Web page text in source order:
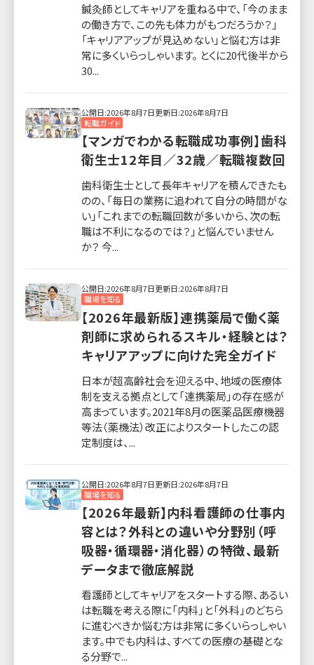
鍼灸師としてキャリアを重ねる中で、「今のまま
の働き方で、この先も体力がもつだろうか？」
「キャリアアップが見込めない」と悩む方は非
常に多くいらっしゃいます。 とくに20代後半から
30...
転職ガイド
公開日:2026年8月7日更新日:2026年8月7日
【マンガでわかる転職成功事例】歯科
衛生士12年目／32歳／転職複数回
歯科衛生士として長年キャリアを積んできたも
のの、「毎日の業務に追われて自分の時間がな
い」「これまでの転職回数が多いから、次の転
職は不利になるのでは？」と悩んでいません
か？ 今...
職場を知る
公開日:2026年8月7日更新日:2026年8月7日
【2026年最新版】連携薬局で働く薬
剤師に求められるスキル・経験とは？
キャリアアップに向けた完全ガイド
日本が超高齢社会を迎える中、地域の医療体
制を支える拠点として「連携薬局」の存在感が
高まっています。2021年8月の医薬品医療機器
等法（薬機法）改正によりスタートしたこの認
定制度は、...
職場を知る
公開日:2026年8月7日更新日:2026年8月7日
【2026年最新】内科看護師の仕事内
容とは？外科との違いや分野別（呼
吸器・循環器・消化器）の特徴、最新
データまで徹底解説
看護師としてキャリアをスタートする際、あるい
は転職を考える際に「内科」と「外科」のどちら
に進むべきか悩む方は非常に多くいらっしゃい
ます。中でも内科は、すべての医療の基礎とな
る分野で...